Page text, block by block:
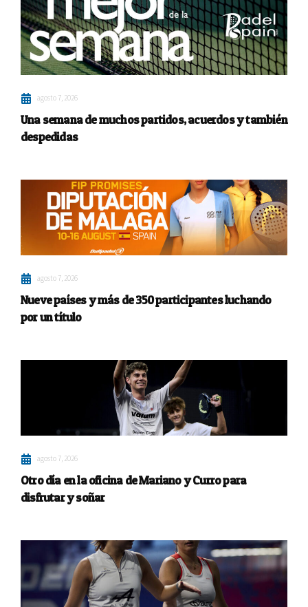
agosto 7, 2026
Una semana de muchos partidos, acuerdos y también
despedidas
agosto 7, 2026
Nueve países y más de 350 participantes luchando
por un título
agosto 7, 2026
Otro día en la oficina de Mariano y Curro para
disfrutar y soñar